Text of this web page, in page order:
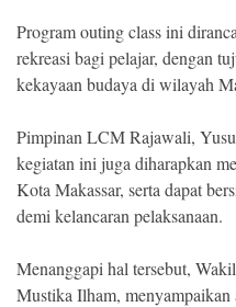
Program outing class ini
rekreasi bagi pelajar, dengan
kekayaan budaya di wilayah
Pimpinan LCM Rajawali,
kegiatan ini juga diharapkan
Kota Makassar, serta dapat
demi kelancaran pelaksanaan.
Menanggapi hal tersebut,
Mustika Ilham, menyampaikan